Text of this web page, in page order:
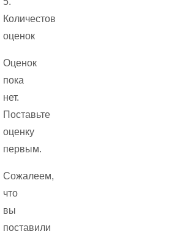
Количестов
оценок
Оценок
пока
нет.
Поставьте
оценку
первым.
Сожалеем,
что
вы
поставили